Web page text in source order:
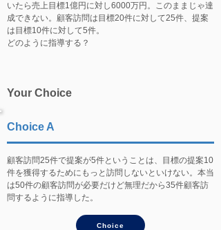
いたら売上目標1億円に対し6000万円。このままじゃ達
成できない。顧客訪問は目標20件に対して25件、提案
は目標10件に対して5件。
どのように指導する？
Your Choice
Choice A
顧客訪問25件で提案が5件ということは、目標の提案10
件を獲得するためにもっと訪問しないといけない。本当
は50件の顧客訪問が必要だけど無理だから35件顧客訪
問するように指導した。
Choice